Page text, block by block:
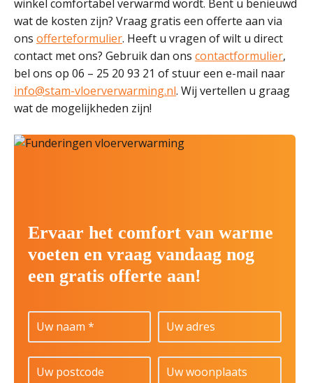
winkel comfortabel verwarmd wordt. Bent u benieuwd
wat de kosten zijn? Vraag gratis een offerte aan via
ons offerteformulier. Heeft u vragen of wilt u direct
contact met ons? Gebruik dan ons contactformulier,
bel ons op 06 – 25 20 93 21 of stuur een e-mail naar
info@stam-vloerverwarming.nl. Wij vertellen u graag
wat de mogelijkheden zijn!
Ervaar het comfort van warme
voeten en vraag vandaag nog
een gratis offerte aan!